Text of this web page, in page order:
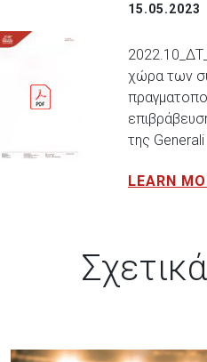
15.05.2023
χώρα των
της Generali
LEARN